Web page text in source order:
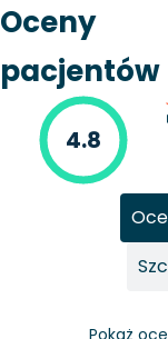
Oceny
pacjentów
4.8
Pokaż